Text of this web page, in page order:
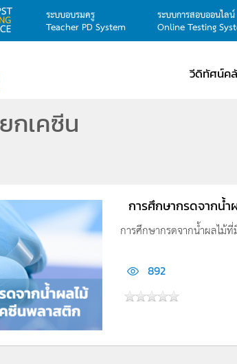
ระบบอบรมครู
Teacher PD System
ระบบการสอบออนไลน์
Online Testing
วีดิทัศน์ค
กเคซีน
การศึกษากรดจากน้
การศึกษากรดจากน้ำผลไม้
892